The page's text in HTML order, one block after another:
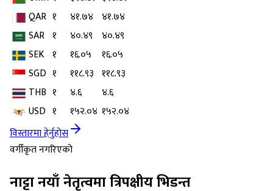
QAR १ ४१.७४ ४१.७४
SAR १ ४०.४९
४०.४९
SEK १ १६.०५
१६.०५
SGD १ ११८.९३ ११८.९३
THB १ ४.६
४.६
USD १ १५२.०४ १५२.०४
विस्तारमा हेर्नुहोस
वर्गीकृत नगरिएको
नाट्टा नयाँ नेतृत्वमा त्रिपक्षीय भिडन्त